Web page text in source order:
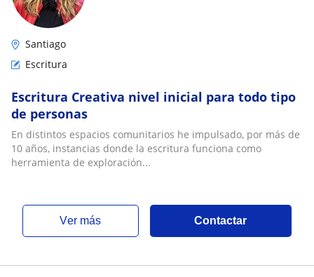
Santiago
Escritura
Escritura Creativa nivel inicial para todo tipo
de personas
En distintos espacios comunitarios he impulsado, por más de
10 años, instancias donde la escritura funciona como
herramienta de exploración...
ver más Contactar